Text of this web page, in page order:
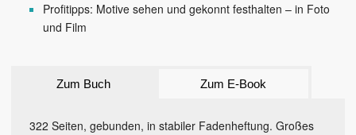
Profitipps: Motive sehen und gekonnt festhalten – in Foto
und Film
Zum Buch Zum E-Book
322 Seiten, gebunden, in stabiler Fadenheftung. Großes